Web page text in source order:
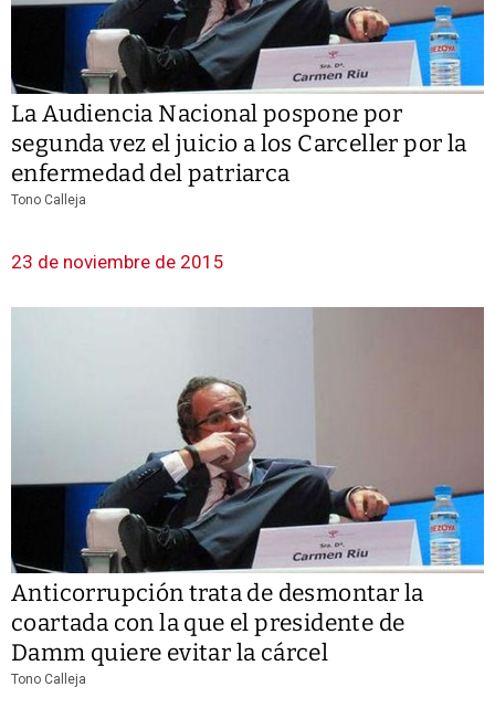
La Audiencia Nacional pospone por
segunda vez el juicio a los Carceller por la
enfermedad del patriarca
Tono Calleja
23 de noviembre de 2015
Anticorrupción trata de desmontar la
coartada con la que el presidente de
Damm quiere evitar la cárcel
Tono Calleja